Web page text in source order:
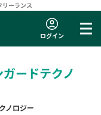
の案件一覧 | ブーストフリーランス
ログイン
ードテクノ
ノロジー